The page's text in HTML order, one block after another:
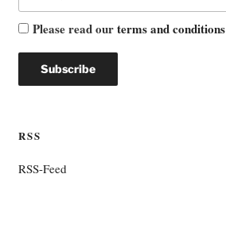
Please read ourterms and conditions
RSS
RSS-Feed